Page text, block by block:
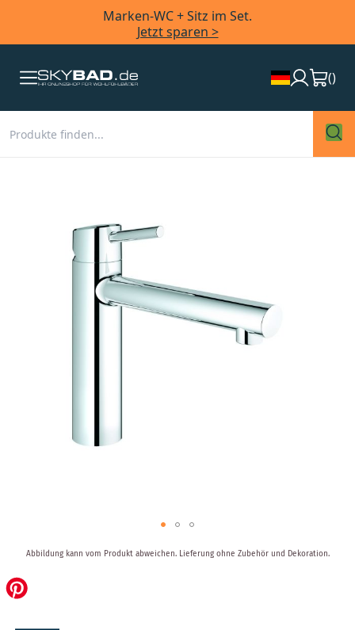
Marken-WC + Sitz im Set.
Jetzt sparen >
()
Anfang
der
Bildergalerie
Abbildung kann vom Produkt abweichen. Lieferung ohne Zubehör und Dekoration.